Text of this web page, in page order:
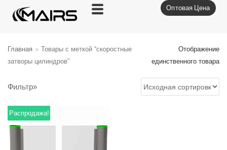
Перейти
Оптовая Цена
Главная » Товары с меткой “скоростные
затворы цилиндров”
Отображение
единственного товара
Фильтр»
Распродажа!